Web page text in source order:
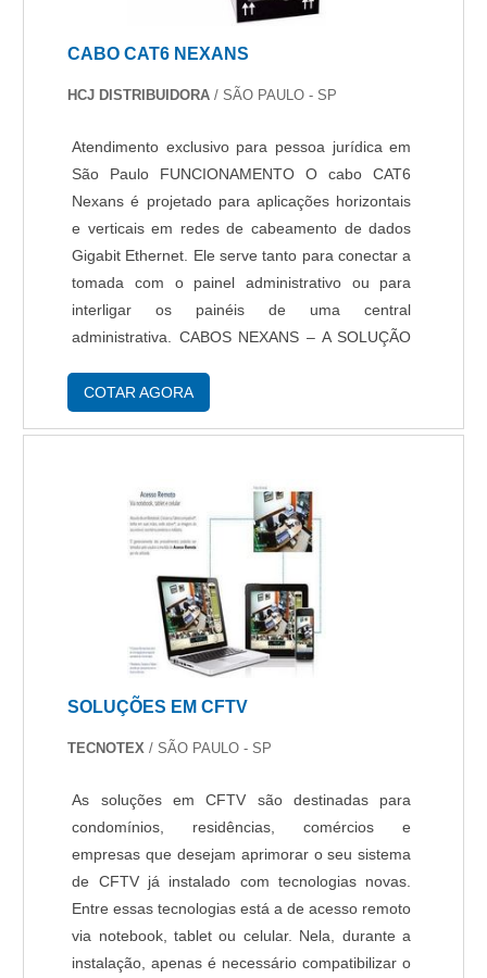
CABO CAT6 NEXANS
HCJ DISTRIBUIDORA / SÃO PAULO - SP
Atendimento exclusivo para pessoa jurídica em
São Paulo FUNCIONAMENTO O cabo CAT6
Nexans é projetado para aplicações horizontais
e verticais em redes de cabeamento de dados
Gigabit Ethernet. Ele serve tanto para conectar a
tomada com o painel administrativo ou para
interligar os painéis de uma central
administrativa. CABOS NEXANS – A SOLUÇÃO
CAT6 NEXANS Esse tipo de cabo de rede é
COTAR AGORA
SOLUÇÕES EM CFTV
TECNOTEX / SÃO PAULO - SP
As soluções em CFTV são destinadas para
condomínios, residências, comércios e
empresas que desejam aprimorar o seu sistema
de CFTV já instalado com tecnologias novas.
Entre essas tecnologias está a de acesso remoto
via notebook, tablet ou celular. Nela, durante a
instalação, apenas é necessário compatibilizar o